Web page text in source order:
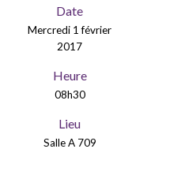
Date
Mercredi 1 février
2017
Heure
08h30
Lieu
Salle A 709